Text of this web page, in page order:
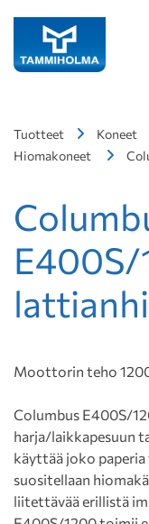
Tuotteet Koneet
Hiomakoneet
E400S/
Moottorin teho
Columbus E400S/
harja/laikkapesuun
käyttää joko paperia
suositellaan
liitettävää erillistä